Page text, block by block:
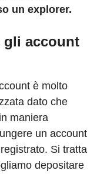
un explorer.
gli account
è molto
dato che
maniera
un account
Si tratta
depositare